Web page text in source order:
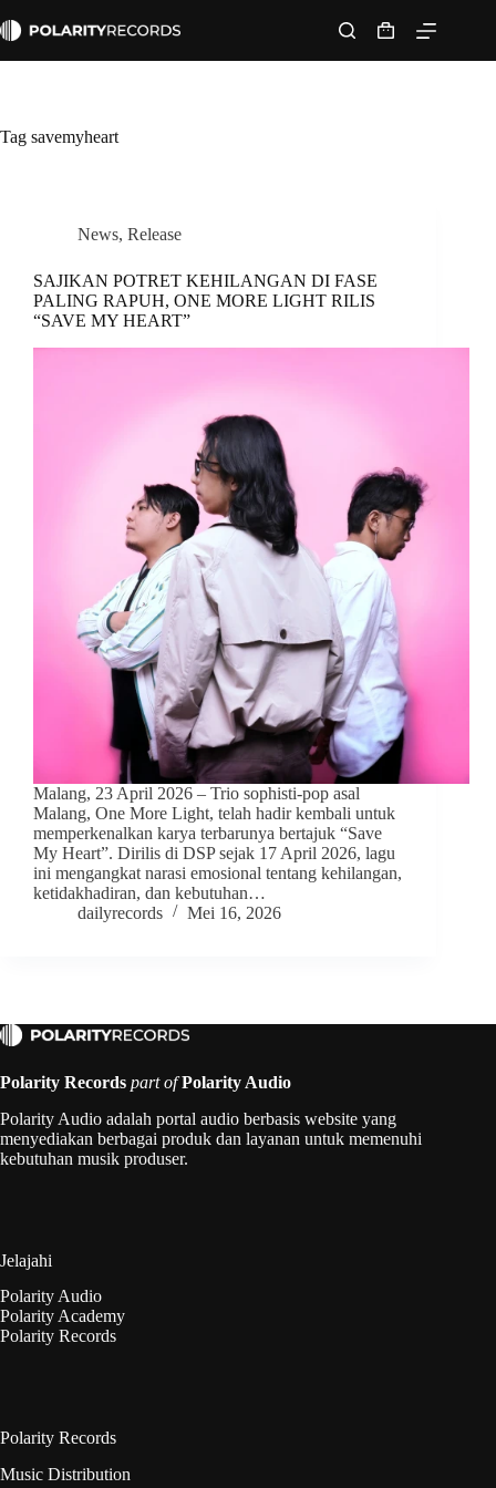
to
Shopping
cart
Tag savemyheart
News, Release
SAJIKAN POTRET KEHILANGAN DI FASE
PALING RAPUH, ONE MORE LIGHT RILIS
“SAVE MY HEART”
Malang, 23 April 2026 – Trio sophisti-pop asal
Malang, One More Light, telah hadir kembali untuk
memperkenalkan karya terbarunya bertajuk “Save
My Heart”. Dirilis di DSP sejak 17 April 2026, lagu
ini mengangkat narasi emosional tentang kehilangan,
ketidakhadiran, dan kebutuhan…
dailyrecords
Mei 16, 2026
Polarity Records part of Polarity Audio
Polarity Audio adalah portal audio berbasis website yang
menyediakan berbagai produk dan layanan untuk memenuhi
kebutuhan musik produser.
Jelajahi
Polarity Audio
Polarity Academy
Polarity Records
Polarity Records
Music Distribution